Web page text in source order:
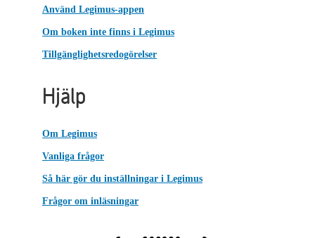
Använd Legimus-appen
Om boken inte finns i Legimus
Tillgänglighetsredogörelser
Hjälp
Om Legimus
Vanliga frågor
Så här gör du inställningar i Legimus
Frågor om inläsningar